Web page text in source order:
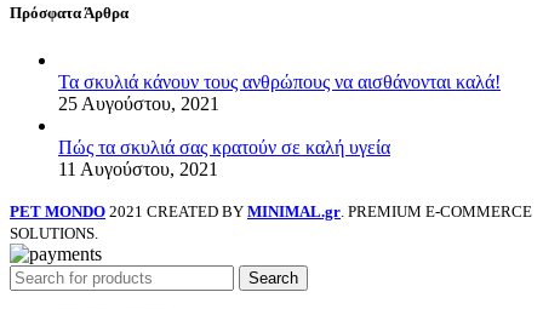
Πρόσφατα Άρθρα
Τα σκυλιά κάνουν τους ανθρώπους να αισθάνονται καλά!
25 Αυγούστου, 2021
Πώς τα σκυλιά σας κρατούν σε καλή υγεία
11 Αυγούστου, 2021
PET MONDO 2021 CREATED BY MINIMAL.gr. PREMIUM E-COMMERCE
SOLUTIONS.
Search